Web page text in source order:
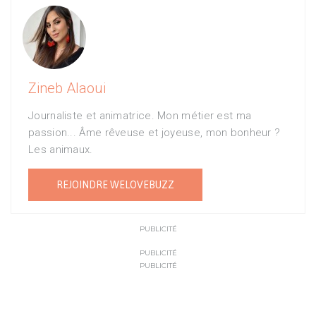
Zineb Alaoui
Journaliste et animatrice. Mon métier est ma
passion... Âme rêveuse et joyeuse, mon bonheur ?
Les animaux.
REJOINDRE WELOVEBUZZ
PUBLICITÉ
PUBLICITÉ
PUBLICITÉ